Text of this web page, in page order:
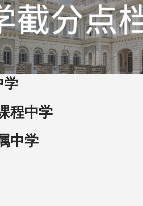
学
程中学
中学